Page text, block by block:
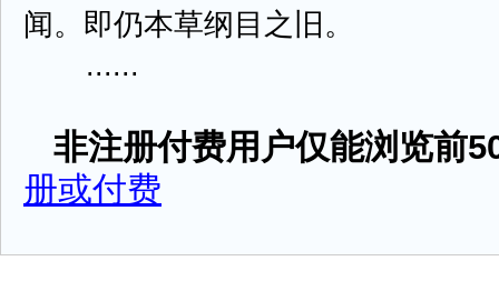
闻。即仍本草纲目之旧。
......
非注册付费用户仅能浏览前
册或付费